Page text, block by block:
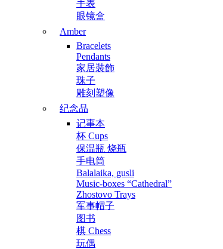
手表
眼镜盒
Amber
Bracelets
Pendants
家居裝飾
珠子
雕刻塑像
纪念品
记事本
杯 Cups
保温瓶 烧瓶
手电筒
Balalaika, gusli
Music-boxes “Cathedral”
Zhostovo Trays
军事帽子
图书
棋 Chess
玩偶